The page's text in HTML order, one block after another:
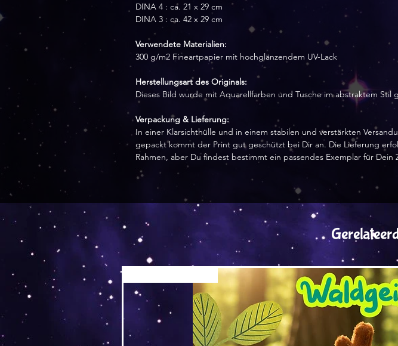
DINA 4 : ca. 21 x 29 cm
DINA 3 : ca. 42 x 29 cm
Verwendete Materialien:
300 g/m2 Fineartpapier mit hochglänzendem UV-Lack
Herstellungsart des Originals:
Dieses Bild wurde mit Aquarellfarben und Tusche im abstraktem Stil
Verpackung & Lieferung:
In einer Klarsichthülle und in einem stabilen und verstärkten
gepackt kommt der Print gut geschützt bei Dir an. Die Lieferung
Rahmen, aber Du findest bestimmt ein passendes Exemplar für Dein